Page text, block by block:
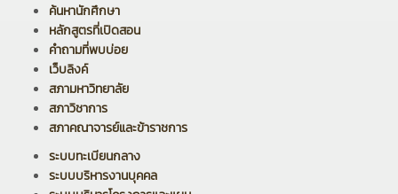
ค้นหานักศึกษา
หลักสูตรที่เปิดสอน
คำถามที่พบบ่อย
เว็บลิงค์
สภามหาวิทยาลัย
สภาวิชาการ
สภาคณาจารย์และข้าราชการ
ระบบทะเบียนกลาง
ระบบบริหารงานบุคคล